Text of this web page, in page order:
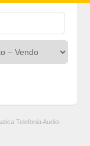
Telefonia Audio-